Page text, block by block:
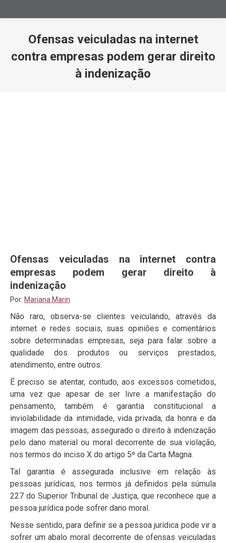
Ofensas veiculadas na internet
contra empresas podem gerar direito
à indenização
Ofensas veiculadas na internet contra
empresas podem gerar direito à
indenização
Por: Mariana Marin
Não raro, observa-se clientes veiculando, através da
internet e redes sociais, suas opiniões e comentários
sobre determinadas empresas, seja para falar sobre a
qualidade dos produtos ou serviços prestados,
atendimento, entre outros.
É preciso se atentar, contudo, aos excessos cometidos,
uma vez que apesar de ser livre a manifestação do
pensamento, também é garantia constitucional a
inviolabilidade da intimidade, vida privada, da honra e da
imagem das pessoas, assegurado o direito à indenização
pelo dano material ou moral decorrente de sua violação,
nos termos do inciso X do artigo 5º da Carta Magna.
Tal garantia é assegurada inclusive em relação às
pessoas jurídicas, nos termos já definidos pela súmula
227 do Superior Tribunal de Justiça, que reconhece que a
pessoa jurídica pode sofrer dano moral.
Nesse sentido, para definir se a pessoa jurídica pode vir a
sofrer um abalo moral decorrente de ofensas veiculadas